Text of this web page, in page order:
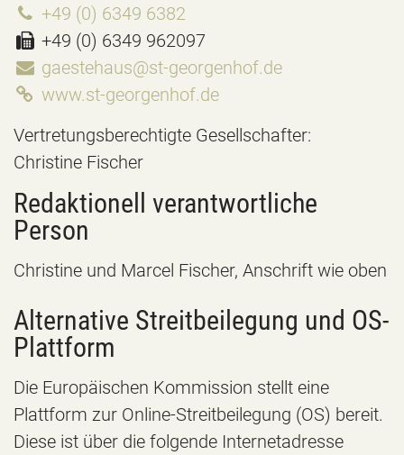
+49 (0) 6349 6382
+49 (0) 6349 962097
gaestehaus@st-georgenhof.de
www.st-georgenhof.de
Vertretungsberechtigte Gesellschafter:
Christine Fischer
Redaktionell verantwortliche
Person
Christine und Marcel Fischer, Anschrift wie oben
Alternative Streitbeilegung und OS-
Plattform
Die Europäischen Kommission stellt eine
Plattform zur Online-Streitbeilegung (OS) bereit.
Diese ist über die folgende Internetadresse